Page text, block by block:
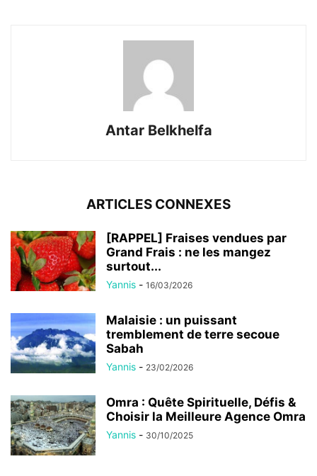
Antar Belkhelfa
ARTICLES CONNEXES
[RAPPEL] Fraises vendues par
Grand Frais : ne les mangez
surtout...
Yannis - 16/03/2026
Malaisie : un puissant
tremblement de terre secoue
Sabah
Yannis - 23/02/2026
Omra : Quête Spirituelle, Défis &
Choisir la Meilleure Agence Omra
Yannis - 30/10/2025